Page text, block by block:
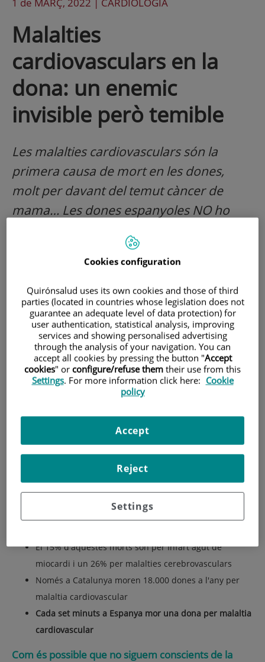
Malalties
cardiovasculars en la
dona: un enemic
invisible però temible
Les malalties cardiovasculars són la
primera causa de mort en les dones,
molt per davant del temut càncer de
mama… Les dones espanyoles NO ho
metges NO ho sabem o NO ens
Algunes xifres que ens acosten a la realitat de la
malaltia cardiovascular en la dona
A ESPANYA cada any moren més de 65.000 dones per
malalties cardiovasculars (enfront d'unes 6.500 morts
El 15% d'aquestes morts són per Infart agut de
miocardi i un 26% per malalties cerebrovasculars
Només a Catalunya moren 18.000 dones a l'any per
malaltia cardiovascular
Cada set minuts a Espanya mor una dona per malaltia
cardiovascular
Com és possible que no siguem conscients de la
Cookies configuration
Quirónsalud uses its own cookies and those of third
parties (located in countries whose legislation does not
guarantee an adequate level of data protection) for
user authentication, statistical analysis, improving
services and showing personalised advertising
through the analysis of your navigation. You can
accept all cookies by pressing the button "Accept
cookies" or configure/refuse them their use from this
Settings. For more information click here: Cookie
policy
Settings
Reject
Accept